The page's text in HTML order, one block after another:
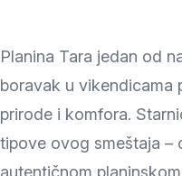
Planina Tara jedan od
boravak u vikendicama
prirode i komfora.
tipove ovog smeštaja –
autentičnom